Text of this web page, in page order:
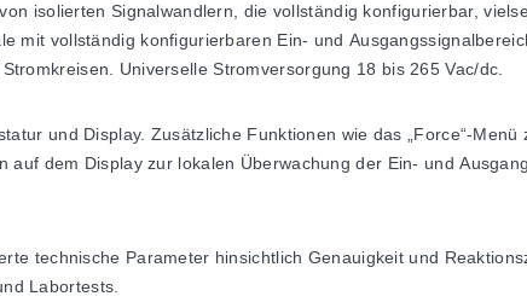
isolierten Signalwandlern, die vollständig konfigurierbar,
mit vollständig konfigurierbaren Ein- und
Universelle Stromversorgung 18 bis 265 Vac/dc.
und Display. Zusätzliche Funktionen wie das „Force“-
auf dem Display zur lokalen Überwachung der Ein- und
technische Parameter hinsichtlich Genauigkeit und
Labortests.